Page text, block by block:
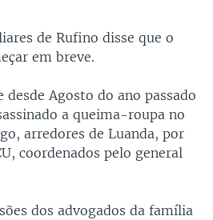
de Rufino disse que o
em breve.
desde Agosto do ano passado
a queima-roupa no
arredores de Luanda, por
coordenados pelo general
dos advogados da família